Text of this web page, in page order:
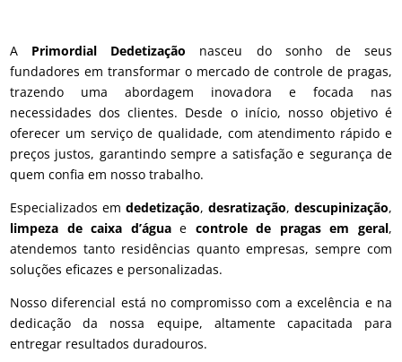
A Primordial Dedetização nasceu do sonho de seus
fundadores em transformar o mercado de controle de pragas,
trazendo uma abordagem inovadora e focada nas
necessidades dos clientes. Desde o início, nosso objetivo é
oferecer um serviço de qualidade, com atendimento rápido e
preços justos, garantindo sempre a satisfação e segurança de
quem confia em nosso trabalho.
Especializados em dedetização, desratização, descupinização,
limpeza de caixa d’águae controle de pragas em geral,
atendemos tanto residências quanto empresas, sempre com
soluções eficazes e personalizadas.
Nosso diferencial está no compromisso com a excelência e na
dedicação da nossa equipe, altamente capacitada para
entregar resultados duradouros.